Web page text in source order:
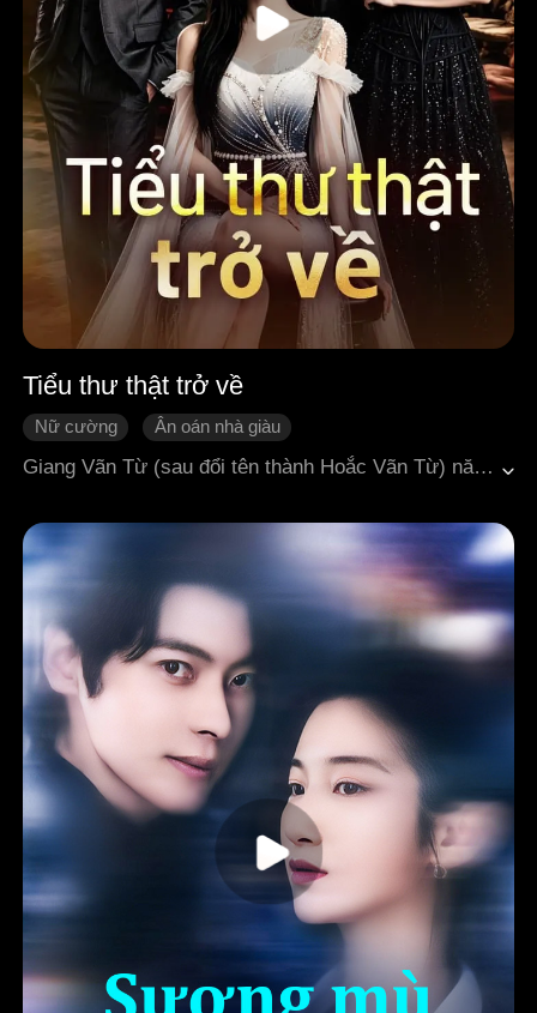
Tiểu thư thật trở về
Nữ cường
Ân oán nhà giàu
Mọi người cưng chiều
Giả vờ Ngôn tình hiện đại
Giang Vãn Từ (sau đổi tên thành Hoắc Vãn Từ) năm hai mươi tuổi vì hiểu lầm thân thế mà bị gia đình nuôi dưỡng đuổi khỏi nhà. Đúng lúc rơi vào cảnh khốn khó, cô được gia tộc họ Hoắc tìm thấy và mới biết mình chính là tiểu thư thất lạc nhiều năm của một gia đình giàu có. Sau khi trở về với gia đình ruột thịt, bằng lòng nhân hậu, trí tuệ và y thuật xuất sắc, Hoắc Vãn Từ không chỉ chữa khỏi căn bệnh dai dẳng của mẹ, mà còn hóa giải những mâu thuẫn trong gia tộc. Tại buổi tiệc nhận thân, cô làm sáng tỏ mọi hiểu lầm trong quá khứ, lấy lại danh dự cho bản thân. Đối mặt với những ân oán từng trải qua, Hoắc Vãn Từ lựa chọn dùng pháp luật và lý trí để bảo vệ quyền lợi cũng như phẩm giá của mình. Cuối cùng, cô giành được tình yêu thương sâu sắc từ gia đình, sự công nhận của xã hội, đồng thời tìm thấy một tình yêu chân thành thuộc về riêng mình.